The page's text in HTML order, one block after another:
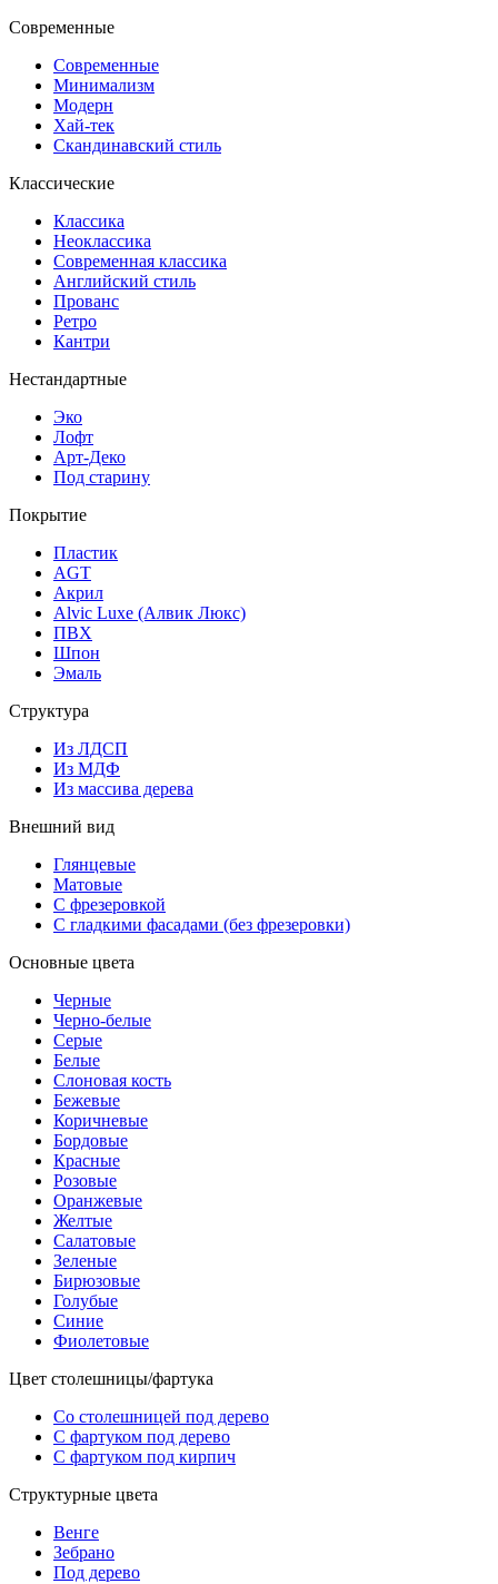
Современные
Современные
Минимализм
Модерн
Хай-тек
Скандинавский стиль
Классические
Классика
Неоклассика
Современная классика
Английский стиль
Прованс
Ретро
Кантри
Нестандартные
Эко
Лофт
Арт-Деко
Под старину
Покрытие
Пластик
AGT
Акрил
Alvic Luxe (Алвик Люкс)
ПВХ
Шпон
Эмаль
Структура
Из ЛДСП
Из МДФ
Из массива дерева
Внешний вид
Глянцевые
Матовые
С фрезеровкой
С гладкими фасадами (без фрезеровки)
Основные цвета
Черные
Черно-белые
Серые
Белые
Слоновая кость
Бежевые
Коричневые
Бордовые
Красные
Розовые
Оранжевые
Желтые
Салатовые
Зеленые
Бирюзовые
Голубые
Синие
Фиолетовые
Цвет столешницы/фартука
Со столешницей под дерево
С фартуком под дерево
С фартуком под кирпич
Структурные цвета
Венге
Зебрано
Под дерево